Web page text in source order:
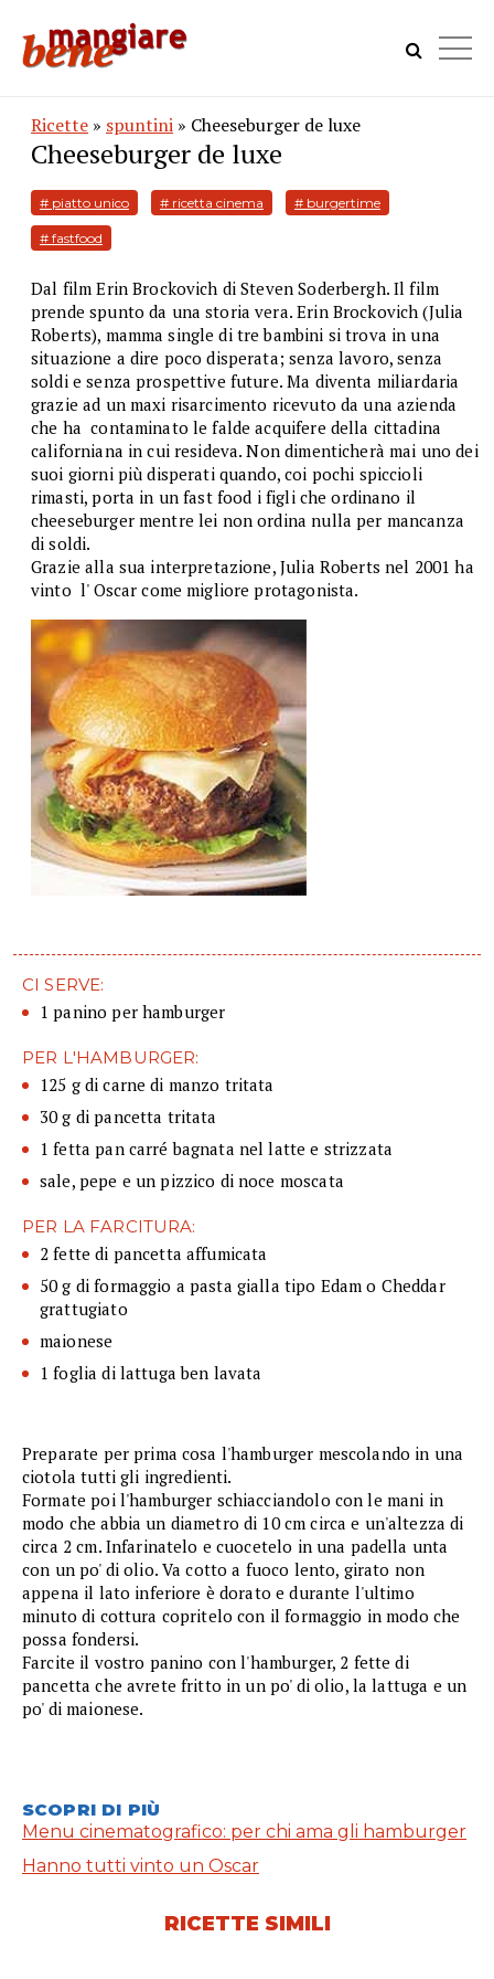
Ricette » spuntini » Cheeseburger de luxe
Cheeseburger de luxe
# piatto unico # ricetta cinema # burgertime
# fastfood
Dal film Erin Brockovich di Steven Soderbergh. Il film
prende spunto da una storia vera. Erin Brockovich (Julia
Roberts), mamma single di tre bambini si trova in una
situazione a dire poco disperata; senza lavoro, senza
soldi e senza prospettive future. Ma diventa miliardaria
grazie ad un maxi risarcimento ricevuto da una azienda
che ha contaminato le falde acquifere della cittadina
californiana in cui resideva. Non dimenticherà mai uno dei
suoi giorni più disperati quando, coi pochi spiccioli
rimasti, porta in un fast food i figli che ordinano il
cheeseburger mentre lei non ordina nulla per mancanza
di soldi.
Grazie alla sua interpretazione, Julia Roberts nel 2001 ha
vinto l' Oscar come migliore protagonista.
CI SERVE:
1 panino per hamburger
PER L'HAMBURGER:
125 g di carne di manzo tritata
30 g di pancetta tritata
1 fetta pan carré bagnata nel latte e strizzata
sale, pepe e un pizzico di noce moscata
PER LA FARCITURA:
2 fette di pancetta affumicata
50 g di formaggio a pasta gialla tipo Edam o Cheddar
grattugiato
maionese
1 foglia di lattuga ben lavata
Preparate per prima cosa l'hamburger mescolando in una
ciotola tutti gli ingredienti.
Formate poi l'hamburger schiacciandolo con le mani in
modo che abbia un diametro di 10 cm circa e un'altezza di
circa 2 cm. Infarinatelo e cuocetelo in una padella unta
con un po' di olio. Va cotto a fuoco lento, girato non
appena il lato inferiore è dorato e durante l'ultimo
minuto di cottura copritelo con il formaggio in modo che
possa fondersi.
Farcite il vostro panino con l'hamburger, 2 fette di
pancetta che avrete fritto in un po' di olio, la lattuga e un
po' di maionese.
SCOPRI DI PIÙ
Menu cinematografico: per chi ama gli hamburger
Hanno tutti vinto un Oscar
RICETTE SIMILI